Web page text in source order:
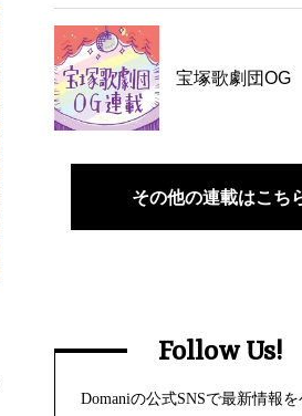
宝塚歌劇団OG
その他の連載はこち
Follow Us!
Domaniの公式SNSで最新情報を